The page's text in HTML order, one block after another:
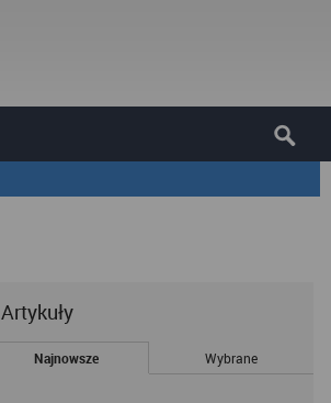
Artykuły
Najnowsze Wybrane